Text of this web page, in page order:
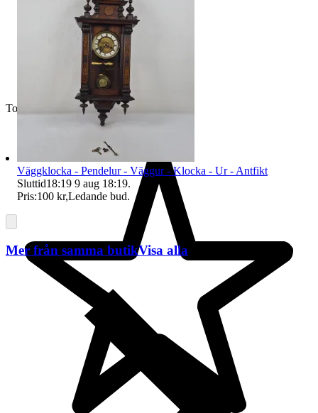
Toppsäljare
Väggklocka - Pendelur - Väggur - Klocka - Ur - Antfikt
Sluttid18:19 9 aug 18:19.
Pris:100 kr,Ledande bud.
Mer från samma butikVisa alla